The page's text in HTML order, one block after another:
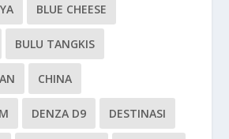
BLUE CHEESE
BULU TANGKIS
CHINA
DENZA D9 DESTINASI